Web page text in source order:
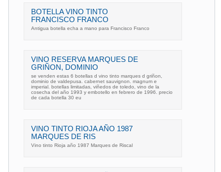
BOTELLA VINO TINTO
FRANCISCO FRANCO
Antigua botella echa a mano para Francisco Franco
VINO RESERVA MARQUES DE
GRIÑON, DOMINIO
se venden estas 6 botellas d vino tinto marques d griñon,
dominio de valdepusa. cabernet sauvignon. magnum e
imperial. botellas limitadas, viñedos de toledo, vino de la
cosecha del año 1993 y embotello en febrero de 1996. precio
de cada botella 30 eu
VINO TINTO RIOJA AÑO 1987
MARQUES DE RIS
Vino tinto Rioja año 1987 Marques de Riscal